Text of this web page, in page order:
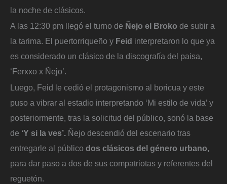
la noche de clásicos.
A las 12:30 pm llegó el turno de Ñejo el Broko de subir a
la tarima. El puertorriqueño y Feid interpretaron lo que ya
es considerado un clásico de la discografía del paisa,
‘Ferxxo x Ñejo’.
Luego, Feid le cedió el protagonismo al boricua y este
puso a vibrar al estadio interpretando ‘Mi estilo de vida’ y
posteriormente, tras la solicitud del público, sonó la base
de ‘Y si la ves’. Ñejo descendió del escenario tras
entregarle al público dos clásicos del género urbano,
para dar paso a dos de sus compatriotas y referentes del
reguetón.